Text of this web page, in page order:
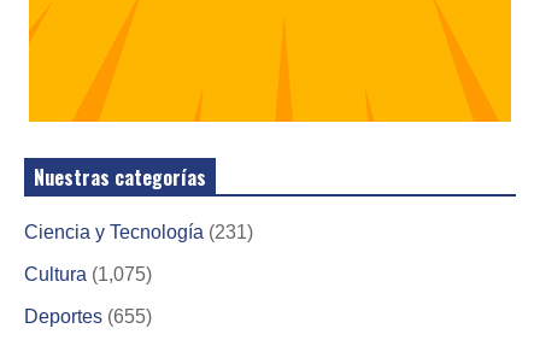
Nuestras categorías
Ciencia y Tecnología (231)
Cultura (1,075)
Deportes (655)